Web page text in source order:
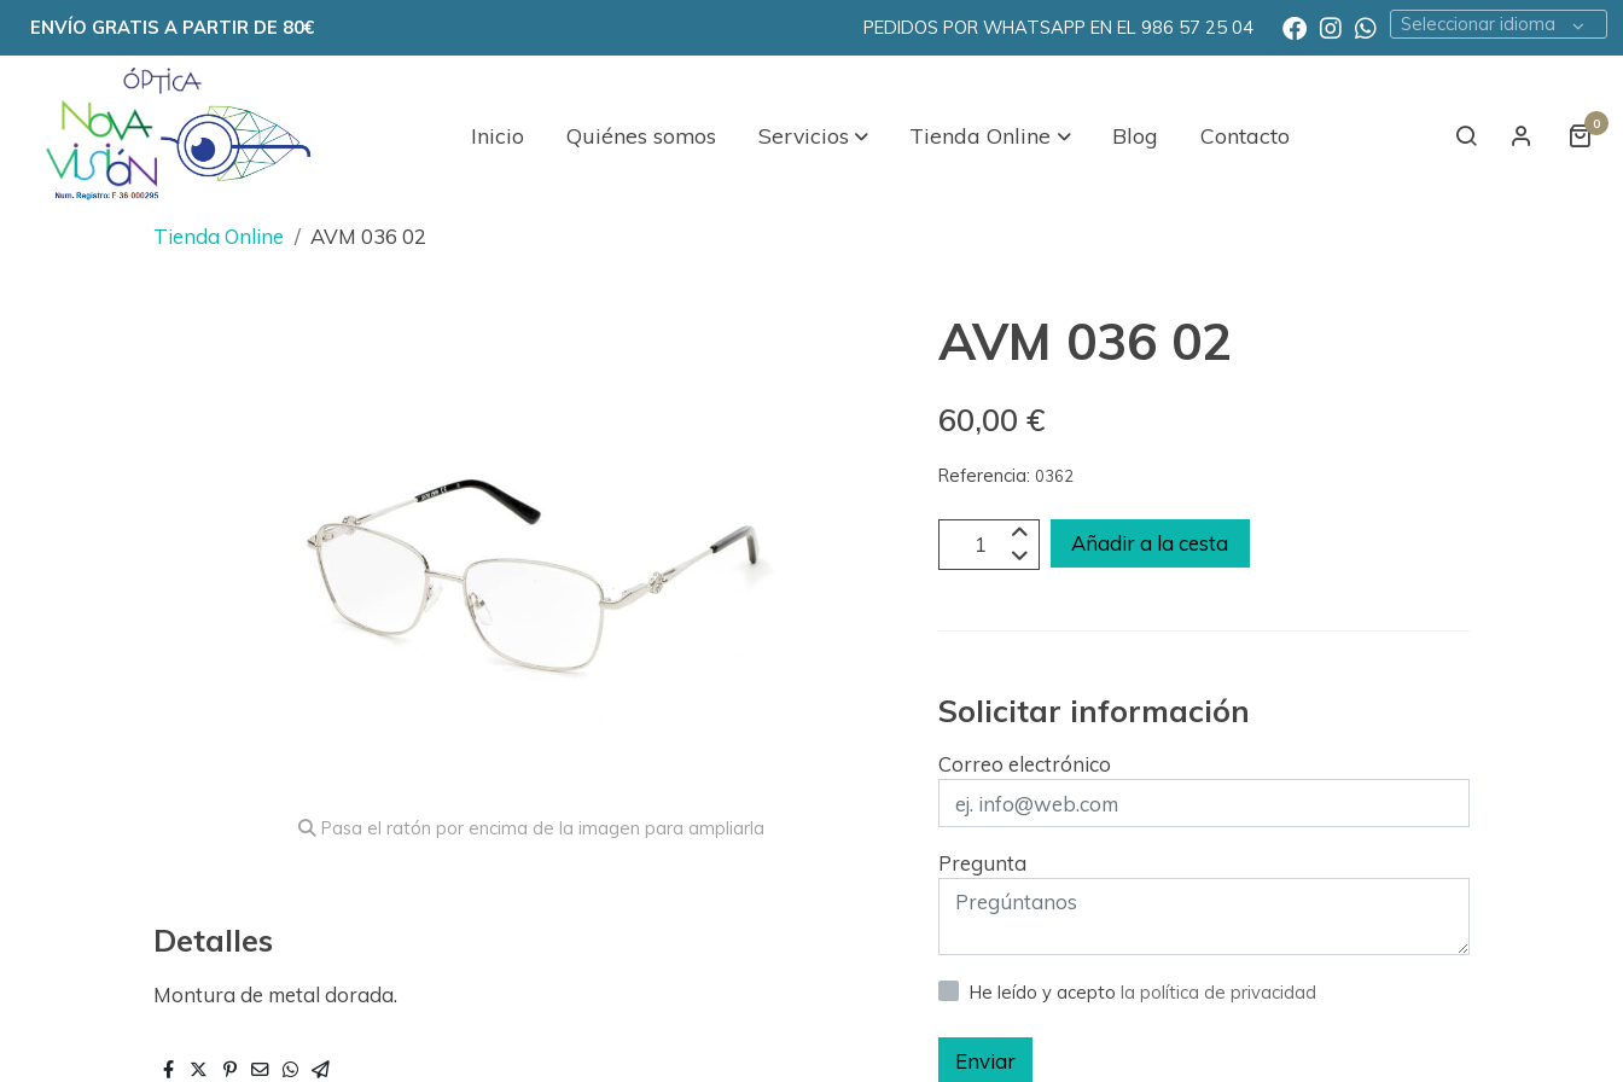
ENVÍO GRATIS A PARTIR DE 80€ PEDIDOS POR WHATSAPP EN EL 986 57 25 04 Seleccionar idioma
Inicio Quiénes somos Servicios Tienda Online Blog Contacto 0
Tienda Online AVM 036 02
Pasa el ratón por encima de la imagen para ampliarla
Detalles
Montura de metal dorada.
AVM 036 02
60,00 €
Referencia: 0362
Añadir a la cesta
Solicitar información
Correo electrónico
Pregunta
He leído y acepto la política de privacidad
Enviar